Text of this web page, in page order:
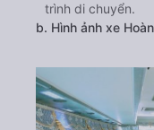
trình di chuyển.
b. Hình ảnh xe